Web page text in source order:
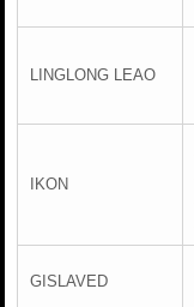
LINGLONG LEAO
IKON
GISLAVED